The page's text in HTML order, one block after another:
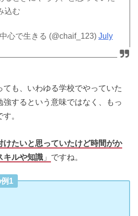
込む
心で生きる (@chaif_123) July
ても、いわゆる学校でやっていた
強するという意味ではなく、もっ
。
けたいと思っていたけど時間がか
キルや知識 」 ですね。
1